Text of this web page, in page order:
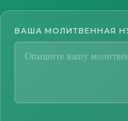
ВАША МОЛИТВЕННАЯ